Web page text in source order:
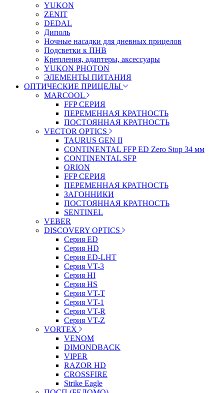
YUKON
ZENIT
DEDAL
Диполь
Ночные насадки для дневных прицелов
Подсветки к ПНВ
Крепления, адаптеры, аксессуары
YUKON PHOTON
ЭЛЕМЕНТЫ ПИТАНИЯ
ОПТИЧЕСКИЕ ПРИЦЕЛЫ
MARCOOL
FFP СЕРИЯ
ПЕРЕМЕННАЯ КРАТНОСТЬ
ПОСТОЯННАЯ КРАТНОСТЬ
VECTOR OPTICS
TAURUS GEN II
CONTINENTAL FFP ED Zero Stop 34 мм
CONTINENTAL SFP
ORION
FFP СЕРИЯ
ПЕРЕМЕННАЯ КРАТНОСТЬ
ЗАГОННИКИ
ПОСТОЯННАЯ КРАТНОСТЬ
SENTINEL
VEBER
DISCOVERY OPTICS
Серия ED
Серия HD
Серия ED-LHT
Серия VT-3
Серия HI
Серия HS
Серия VT-T
Серия VT-1
Серия VT-R
Серия VT-Z
VORTEX
VENOM
DIMONDBACK
VIPER
RAZOR HD
CROSSFIRE
Strike Eagle